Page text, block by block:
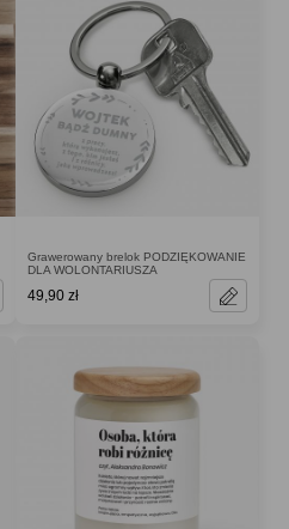
Grawerowany brelok PODZIĘKOWANIE
DLA WOLONTARIUSZA
49,90 zł